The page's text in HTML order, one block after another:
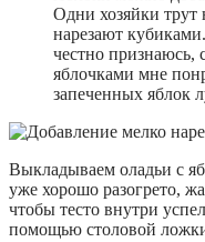
Одни хозяйки
нарезают
честно признаюсь,
яблочками мне
запеченных яблок
Выкладываем оладьи с
уже хорошо разогрето,
чтобы тесто внутри
помощью столовой